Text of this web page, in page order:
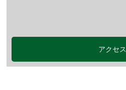
アクセス